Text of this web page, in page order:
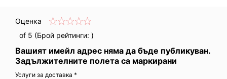
Оценка
of 5 (Брой рейтинги: )
Вашият имейл адрес няма да бъде публикуван.
Задължителните полета са маркирани
Услуги за доставка *